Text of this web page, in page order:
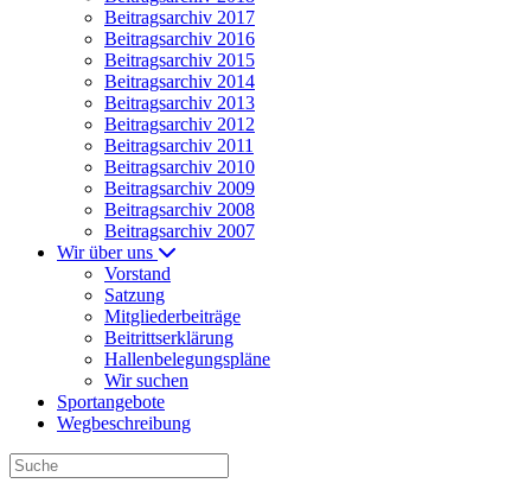
Beitragsarchiv 2017
Beitragsarchiv 2016
Beitragsarchiv 2015
Beitragsarchiv 2014
Beitragsarchiv 2013
Beitragsarchiv 2012
Beitragsarchiv 2011
Beitragsarchiv 2010
Beitragsarchiv 2009
Beitragsarchiv 2008
Beitragsarchiv 2007
Wir über uns
Vorstand
Satzung
Mitgliederbeiträge
Beitrittserklärung
Hallenbelegungspläne
Wir suchen
Sportangebote
Wegbeschreibung